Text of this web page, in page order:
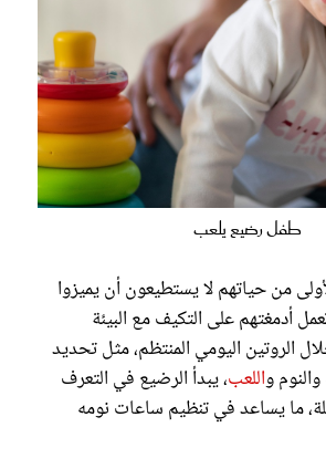
طفل رضيع يلعب
من حياتهم لا يستطيعون أن يميزوا
أدمغتهم على التكيف مع البيئة
الروتين اليومي المنتظم، مثل تحديد
واللعب، يبدأ الرضيع في التعرف
ما يساعد في تنظيم ساعات نومه